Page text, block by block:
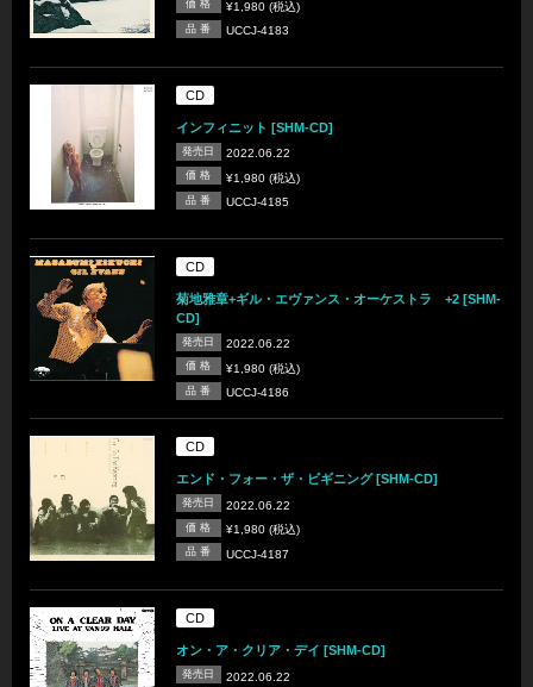
価 格 ¥1,980 (税込)
品 番 UCCJ-4183
CD
インフィニット [SHM-CD]
発売日 2022.06.22
価 格 ¥1,980 (税込)
品 番 UCCJ-4185
CD
菊地雅章+ギル・エヴァンス・オーケストラ +2 [SHM-
CD]
発売日 2022.06.22
価 格 ¥1,980 (税込)
品 番 UCCJ-4186
CD
エンド・フォー・ザ・ビギニング [SHM-CD]
発売日 2022.06.22
価 格 ¥1,980 (税込)
品 番 UCCJ-4187
CD
オン・ア・クリア・デイ [SHM-CD]
発売日 2022.06.22